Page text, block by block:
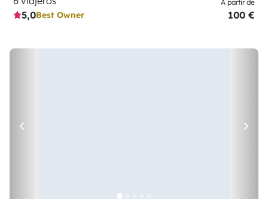
5,0Best Owner
A partir de
100 €